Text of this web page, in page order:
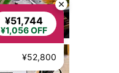
¥51,744
¥1,056 OFF
¥52,800